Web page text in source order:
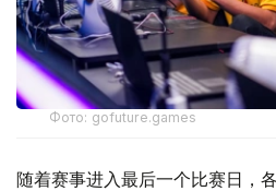
Фото: gofuture.games
随着赛事进入最后一个比赛日，